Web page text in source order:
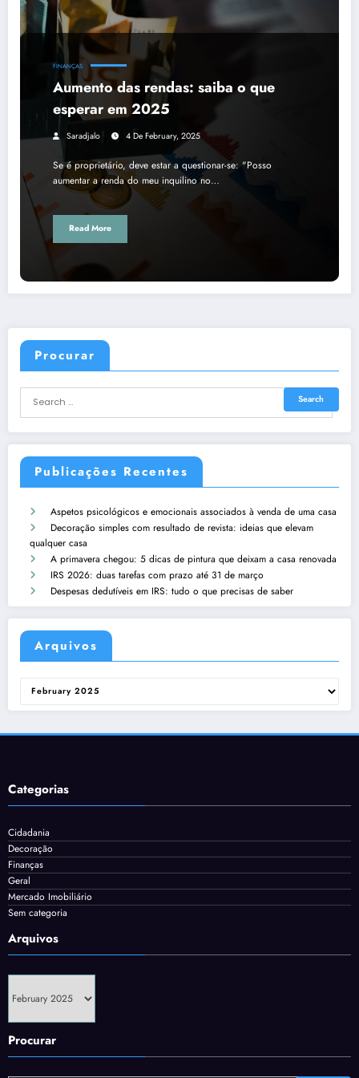
FINANÇAS
Aumento das rendas: saiba o que
esperar em 2025
Saradjalo 4 De February, 2025
Se é proprietário, deve estar a questionar-se: "Posso
aumentar a renda do meu inquilino no…
Read More
Procurar
Publicações Recentes
Aspetos psicológicos e emocionais associados à venda de uma casa
Decoração simples com resultado de revista: ideias que elevam
qualquer casa
A primavera chegou: 5 dicas de pintura que deixam a casa renovada
IRS 2026: duas tarefas com prazo até 31 de março
Despesas dedutíveis em IRS: tudo o que precisas de saber
Arquivos
Arquivos
Categorias
Cidadania
Decoração
Finanças
Geral
Mercado Imobiliário
Sem categoria
Arquivos
Procurar